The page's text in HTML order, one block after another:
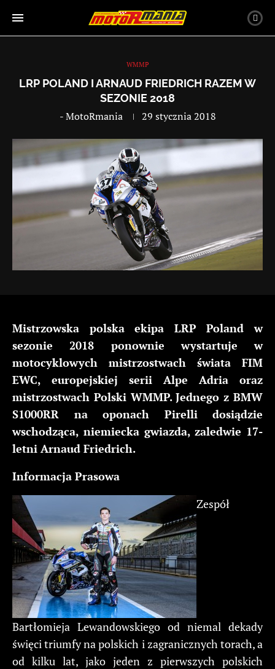
WMMP
LRP POLAND I ARNAUD FRIEDRICH RAZEM W
SEZONIE 2018
-MotoRmania 29 stycznia 2018
Mistrzowska polska ekipa LRP Poland w
sezonie 2018 ponownie wystartuje w
motocyklowych mistrzostwach świata FIM
EWC, europejskiej serii Alpe Adria oraz
mistrzostwach Polski WMMP. Jednego z BMW
S1000RR na oponach Pirelli dosiądzie
wschodząca, niemiecka gwiazda, zaledwie 17-
letni Arnaud Friedrich.
Informacja Prasowa
Zespół
Bartłomieja Lewandowskiego od niemal dekady
święci triumfy na polskich i zagranicznych torach, a
od kilku lat, jako jeden z pierwszych polskich